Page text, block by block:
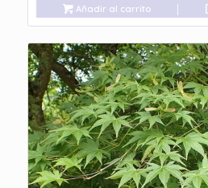
Añadir al carrito